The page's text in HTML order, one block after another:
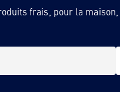
frais, pour la